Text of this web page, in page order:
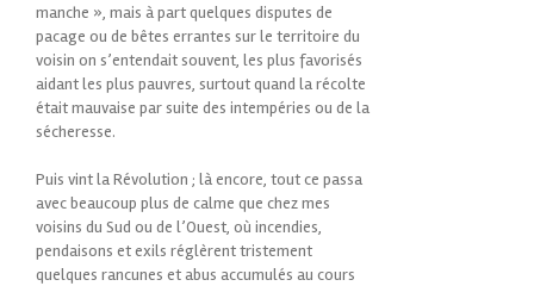
manche », mais à part quelques disputes de
pacage ou de bêtes errantes sur le territoire du
voisin on s’entendait souvent, les plus favorisés
aidant les plus pauvres, surtout quand la récolte
était mauvaise par suite des intempéries ou de la
sécheresse.
Puis vint la Révolution ; là encore, tout ce passa
avec beaucoup plus de calme que chez mes
voisins du Sud ou de l’Ouest, où incendies,
pendaisons et exils réglèrent tristement
quelques rancunes et abus accumulés au cours